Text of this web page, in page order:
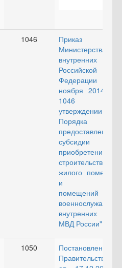
1046
Приказ
Министерства
внутренних дел
Российской
Федерации от 19
ноября 2014 г. №
1046 "Об
утверждении
Порядка
предоставления
субсидии для
приобретения или
строительства
жилого помещения
и жилых
помещений
военнослужащим
внутренних войск
МВД России"
1050
Постановление
Правительства РФ